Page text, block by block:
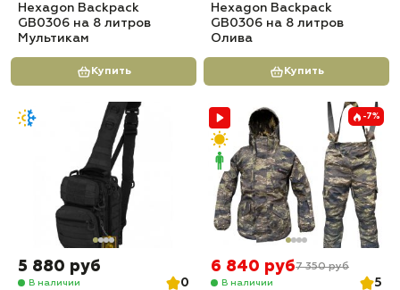
Hexagon Backpack
GB0306 на 8 литров
Мультикам
Купить
Hexagon Backpack
GB0306 на 8 литров
Олива
Купить
5 880 руб
В наличии
0
-7%
6 840 руб7 350 руб
В наличии
5